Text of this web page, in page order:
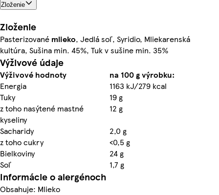
Zloženie
Zloženie
Pasterizované mlieko, Jedlá soľ, Syridio, Mliekarenská
kultúra, Sušina min. 45%, Tuk v sušine min. 35%
Výživové údaje
Výživové hodnoty
na 100 g výrobku:
Energia
1163 kJ/279 kcal
Tuky
19 g
z toho nasýtené mastné
kyseliny
12 g
Sacharidy
2,0 g
z toho cukry
<0,5 g
Bielkoviny
24 g
Soľ
1,7 g
Informácie o alergénoch
Obsahuje: Mlieko